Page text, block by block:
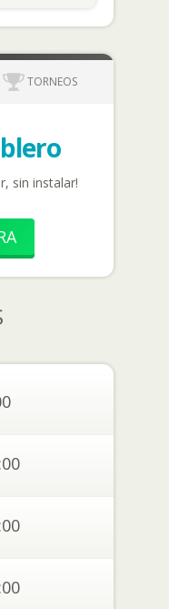
TORNEOS
sin instalar!